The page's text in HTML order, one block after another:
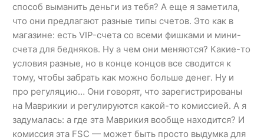
способ выманить деньги из тебя? А еще я заметила,
что они предлагают разные типы счетов. Это как в
магазине: есть VIP-счета со всеми фишками и мини-
счета для бедняков. Ну а чем они меняются? Какие-то
условия разные, но в конце концов все сводится к
тому, чтобы забрать как можно больше денег. Ну и
про регуляцию… Они говорят, что зарегистрированы
на Маврикии и регулируются какой-то комиссией. А я
задумалась: а где эта Маврикия вообще находится? И
комиссия эта FSC — может быть просто выдумка для